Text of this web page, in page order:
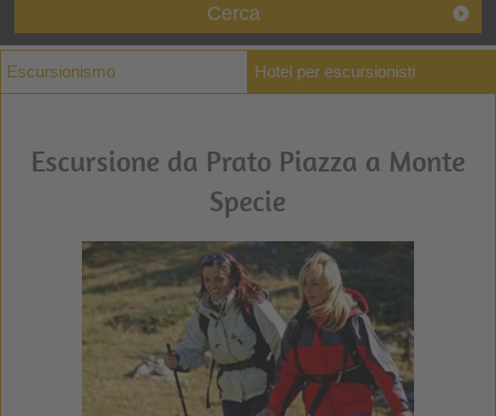
Cerca
Escursionismo Hotel per escursionisti
Escursione da Prato Piazza a Monte
Specie